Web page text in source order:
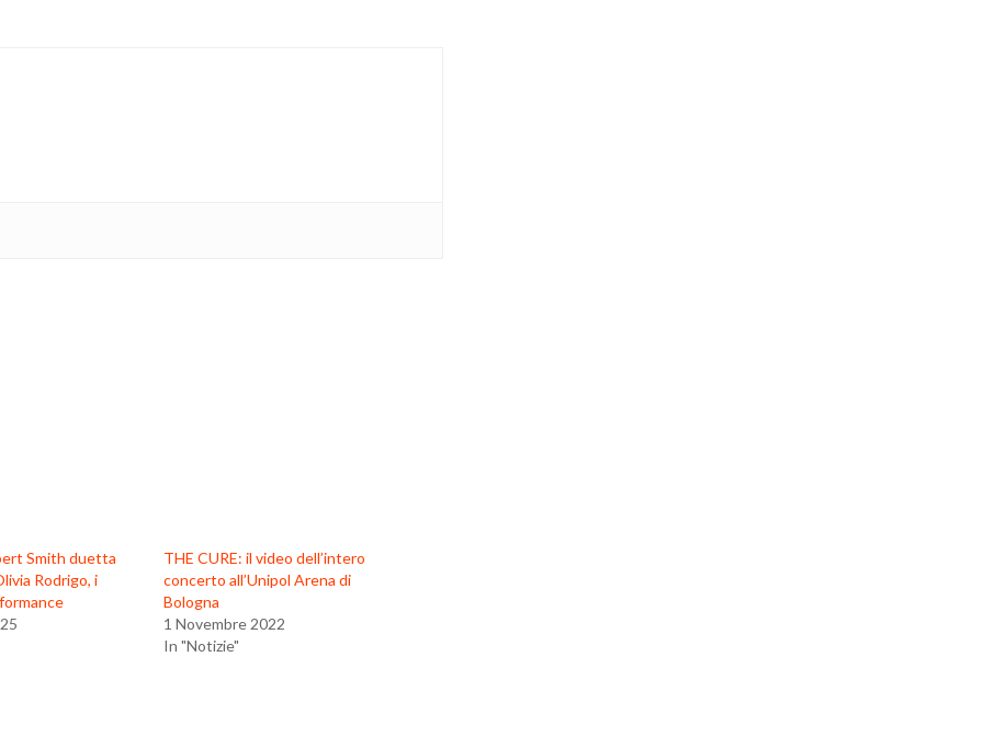
Smith duetta
Rodrigo, i
THE CURE: il video dell’intero
concerto all’Unipol Arena di
Bologna
1 Novembre 2022
In "Notizie"